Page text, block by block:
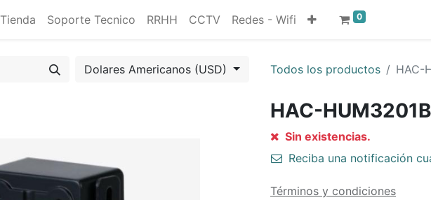
Tienda Soporte Tecnico RRHH CCTV Redes - Wifi 0
Dolares Americanos (USD) Todos los productos HAC-
HAC-
Sin existencias.
Reciba una notificación
Términos y condiciones